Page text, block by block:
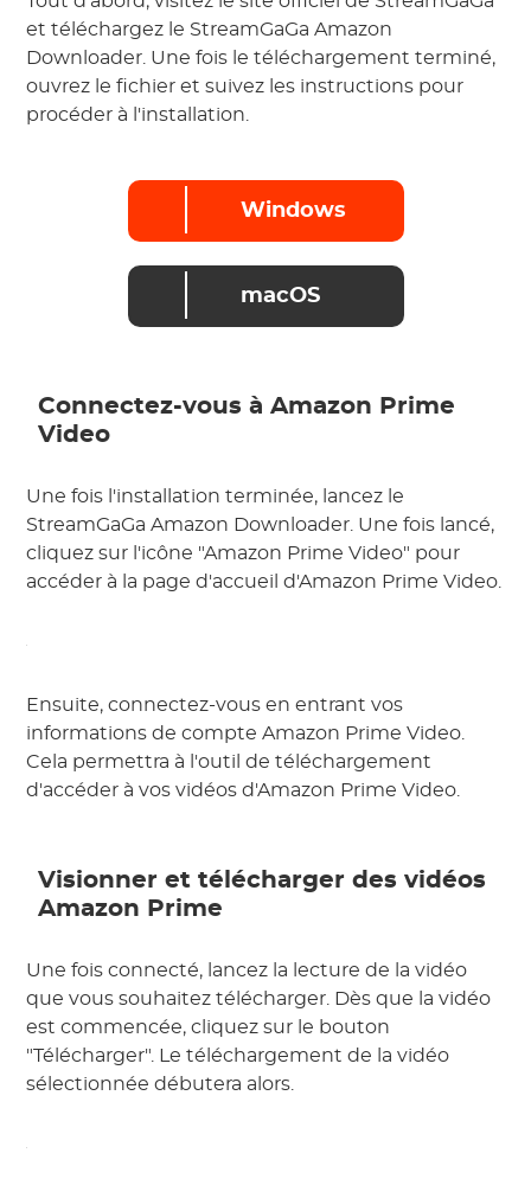
et téléchargez le StreamGaGa Amazon
Downloader. Une fois le téléchargement terminé,
ouvrez le fichier et suivez les instructions pour
procéder à l'installation.
Windows
macOS
Connectez-vous à Amazon Prime
Video
Une fois l'installation terminée, lancez le
StreamGaGa Amazon Downloader. Une fois lancé,
cliquez sur l'icône "Amazon Prime Video" pour
accéder à la page d'accueil d'Amazon Prime Video.
Ensuite, connectez-vous en entrant vos
informations de compte Amazon Prime Video.
Cela permettra à l'outil de téléchargement
d'accéder à vos vidéos d'Amazon Prime Video.
Visionner et télécharger des vidéos
Amazon Prime
Une fois connecté, lancez la lecture de la vidéo
que vous souhaitez télécharger. Dès que la vidéo
est commencée, cliquez sur le bouton
"Télécharger". Le téléchargement de la vidéo
sélectionnée débutera alors.